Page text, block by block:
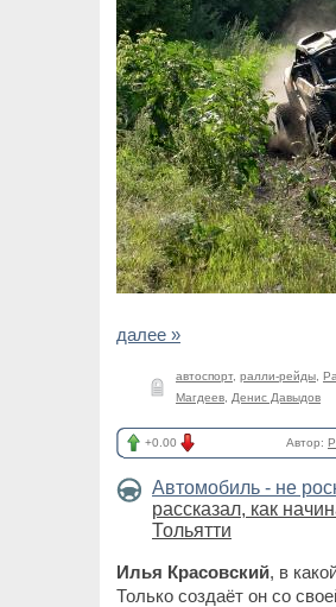
далее »
автоспорт, ралли-рейды
Магдеев
Денис Давыдов
+0.00 Автор:
Автомобиль - не
рассказал, как
Тольятти
Илья Красовский, в
Только создаёт он со